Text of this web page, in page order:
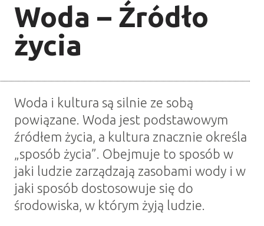
Woda – Źródło
życia
Woda i kultura są silnie ze sobą
powiązane. Woda jest podstawowym
źródłem życia, a kultura znacznie określa
„sposób życia”. Obejmuje to sposób w
jaki ludzie zarządzają zasobami wody i w
jaki sposób dostosowuje się do
środowiska, w którym żyją ludzie.